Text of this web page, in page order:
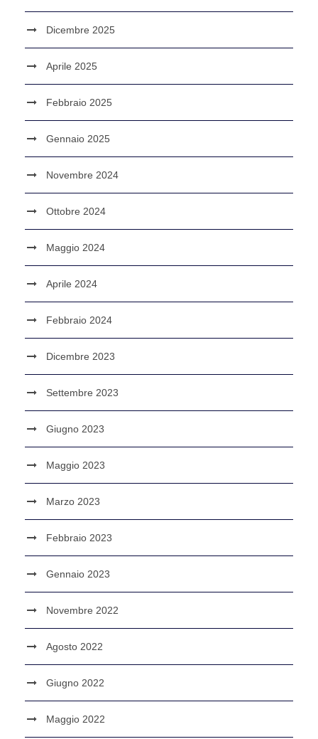
Dicembre 2025
Aprile 2025
Febbraio 2025
Gennaio 2025
Novembre 2024
Ottobre 2024
Maggio 2024
Aprile 2024
Febbraio 2024
Dicembre 2023
Settembre 2023
Giugno 2023
Maggio 2023
Marzo 2023
Febbraio 2023
Gennaio 2023
Novembre 2022
Agosto 2022
Giugno 2022
Maggio 2022